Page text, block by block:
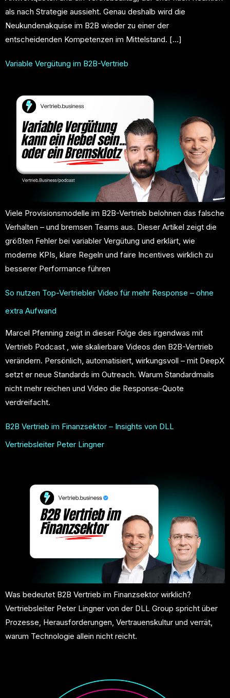
als nach Strategie aussieht. Genau deshalb wird die
Neukundenakquise im B2B wieder zu einer der
entscheidenden Kompetenzen im Mittelstand. […]
Variable Vergütung im B2B-Vertrieb
Viele Provisionsmodelle im B2B-Vertrieb belohnen das falsche
Verhalten – und bremsen Teams aus. Dieser Artikel zeigt die
größten Fehler bei variabler Vergütung und erklärt, wie
moderne KPIs, klare Regeln und faire Incentives wirklich zu
besserer Performance führen
So nutzen Top-Vertriebler Video für mehr Response – ohne
extra Aufwand
Marcel Pfenning zeigt in dieser Folge des irgendwas mit
Vertrieb Podcast , wie skalierbare Videos den B2B-Vertrieb
verändern. Persönlich, automatisiert, wirkungsvoll – mit DeepX
setzt er neue Standards im Outreach. Warum Standardmails
nicht mehr reichen und Video die Response-Quote
verdreifacht.
B2B Vertrieb im Finanzsektor – Insights von DLL
Vertriebsleiter Peter Lingner
Was bedeutet B2B Vertrieb im Finanzsektor wirklich?
Vertriebsleiter Peter Lingner von der DLL Group spricht über
Prozesse, Herausforderungen, Vertrauenskultur und verrät,
warum Technologie allein nicht reicht.